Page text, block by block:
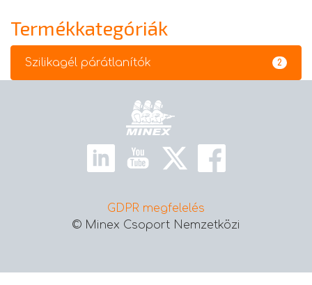
Termékkategóriák
Szilikagél párátlanítók 2
GDPR megfelelés
© Minex Csoport Nemzetközi